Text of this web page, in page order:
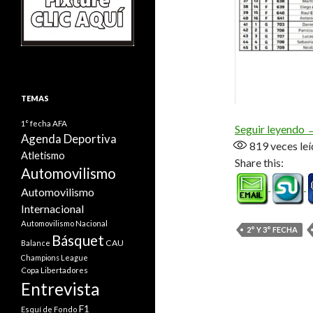
Seguir leyendo
819veces
Share this:
2° Y 3° FECHA
TEMAS
1° fecha AFA
Agenda Deportiva
Atletismo
Automovilismo
Automovilismo
Internacional
Automovilismo Nacional
Balance Básquet CAU
Champions League
Copa Libertadores
Entrevista
Esquí de Fondo F1